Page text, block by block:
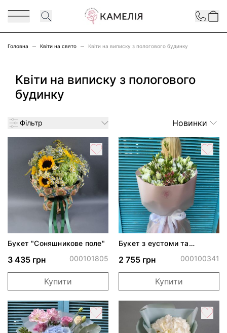
Contact
Головна Квіти на свято Квіти на виписку з пологового будинку
Квіти на виписку з пологового
будинку
Фільтр Новинки
Букет "Соняшникове поле"
3 435 грн 000101805
Купити
Букет з еустоми та
2 755 грн 000100341
Купити